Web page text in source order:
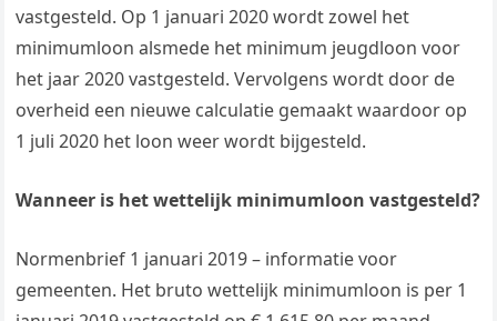
vastgesteld. Op 1 januari 2020 wordt zowel het
minimumloon alsmede het minimum jeugdloon voor
het jaar 2020 vastgesteld. Vervolgens wordt door de
overheid een nieuwe calculatie gemaakt waardoor op
1 juli 2020 het loon weer wordt bijgesteld.
Wanneer is het wettelijk minimumloon vastgesteld?
Normenbrief 1 januari 2019 – informatie voor
gemeenten. Het bruto wettelijk minimumloon is per 1